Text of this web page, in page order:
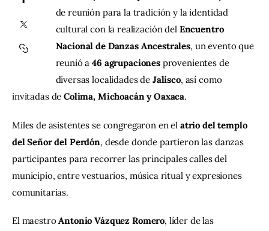
Contacto
de reunión para la tradición y la identidad
cultural con la realización del Encuentro
Nacional de Danzas Ancestrales, un evento que
reunió a 46 agrupaciones provenientes de
diversas localidades de Jalisco, así como
invitadas de Colima, Michoacán y Oaxaca.
Miles de asistentes se congregaron en el atrio del templo
del Señor del Perdón, desde donde partieron las danzas
participantes para recorrer las principales calles del
municipio, entre vestuarios, música ritual y expresiones
comunitarias.
El maestro Antonio Vázquez Romero, líder de las